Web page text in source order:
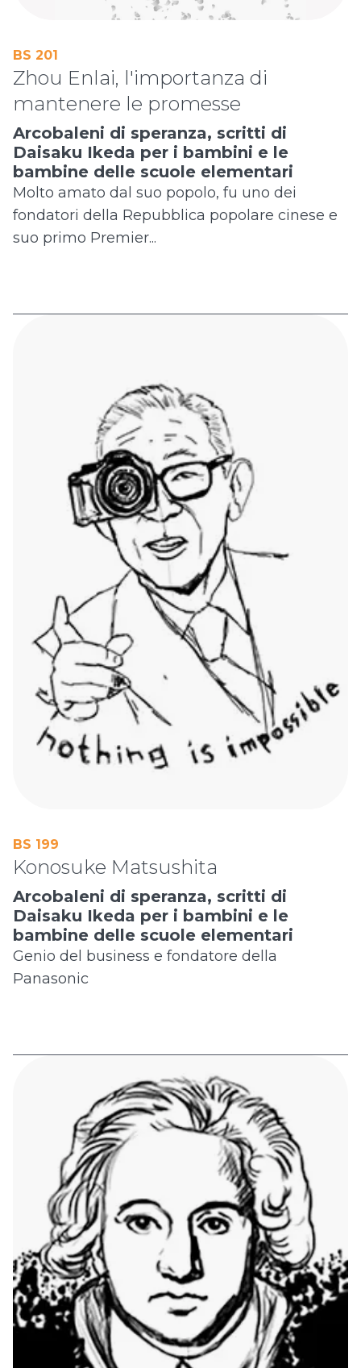
BS 201
Zhou Enlai, l'importanza di
mantenere le promesse
Arcobaleni di speranza, scritti di
Daisaku Ikeda per i bambini e le
bambine delle scuole elementari
Molto amato dal suo popolo, fu uno dei
fondatori della Repubblica popolare cinese e
suo primo Premier...
BS 199
Konosuke Matsushita
Arcobaleni di speranza, scritti di
Daisaku Ikeda per i bambini e le
bambine delle scuole elementari
Genio del business e fondatore della
Panasonic